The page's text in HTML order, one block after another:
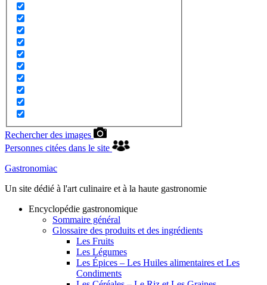
Rechercher des images
Personnes citées dans le site
Gastronomiac
Un site dédié à l'art culinaire et à la haute gastronomie
Encyclopédie gastronomique
Sommaire général
Glossaire des produits et des ingrédients
Les Fruits
Les Légumes
Les Épices – Les Huiles alimentaires et Les
Condiments